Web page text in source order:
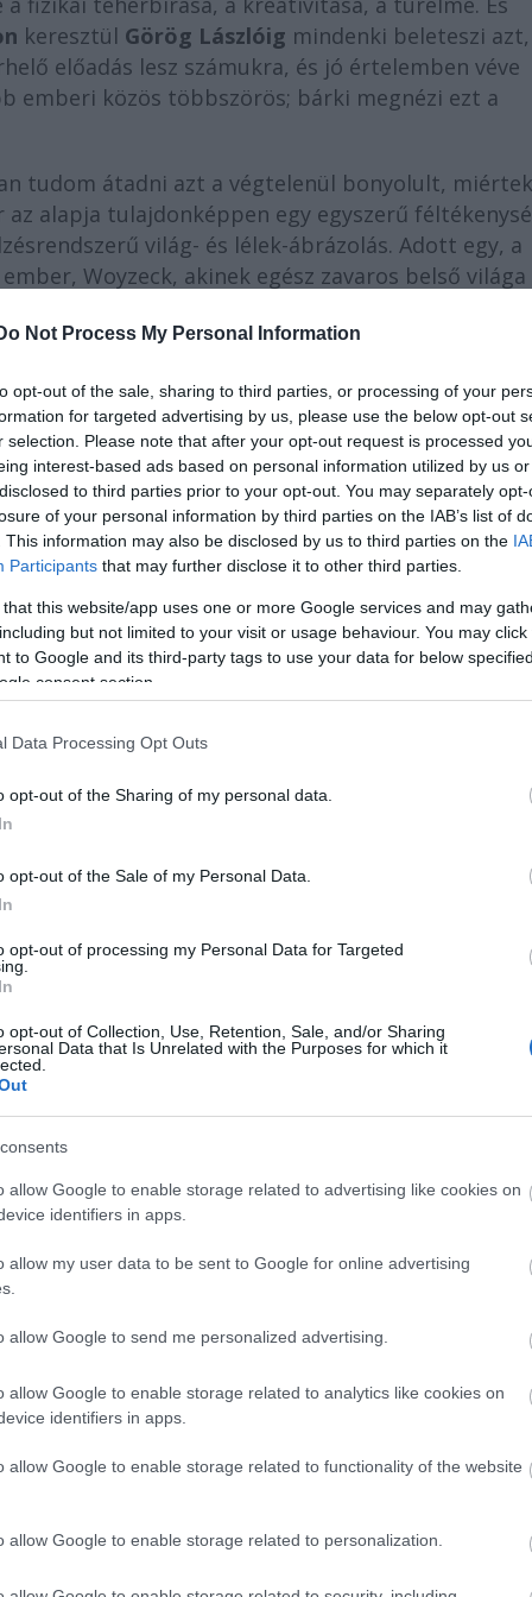
Not Process My Personal Information
opt-out of the sale, sharing to third parties, or processing of your
for targeted advertising by us, please use the below opt-out
selection. Please note that after your opt-out request is processed
interest-based ads based on personal information utilized by us
to third parties prior to your opt-out. You may separately
of your personal information by third parties on the IAB’s list of
This information may also be disclosed by us to third parties on the
Participants that may further disclose it to other third parties.
that this website/app uses one or more Google services and may
but not limited to your visit or usage behaviour. You may
to Google and its third-party tags to use your data for below
consent section.
Data Processing Opt Outs
opt-out of the Sharing of my personal data.
opt-out of the Sale of my Personal Data.
opt-out of processing my Personal Data for Targeted
opt-out of Collection, Use, Retention, Sale, and/or Sharing
Data that Is Unrelated with the Purposes for which it
allow Google to enable storage related to advertising like cookies on
identifiers in apps.
allow my user data to be sent to Google for online advertising
allow Google to send me personalized advertising.
allow Google to enable storage related to analytics like cookies on
identifiers in apps.
allow Google to enable storage related to functionality of the website
allow Google to enable storage related to personalization.
keresztül Görög Lászlóig mindenki beleteszi azt,
előadás lesz számukra, és jó értelemben véve
emberi közös többszörös; bárki megnézi ezt a
tudom átadni azt a végtelenül bonyolult,
alapja tulajdonképpen egy egyszerű
világ- és lélek-ábrázolás. Adott egy, a
Woyzeck, akinek egész zavaros belső világa
van, akkor hogy lehet, hogy az emberiséget még
társadalom, amely megjelenik körülötte a
próbafolyamat, amiben részem volt. Tudom,
instruálni, pláne eljátszani, mégis nagyon nagy
nincs egy pillanat "felfutás" sem, hanem
adott pontig tart, majd jön a következő
csak nekifutni, lesz ami lesz, legfeljebb nem
de nem tudok (nem lehet?)
hiszem sok mindenben fog segíteni. Ha nem:
a Woyzecken, a darab történetét főként
ihlette: a Schmolling- és a Woyzeck-ügy.
és az elkövetők elemeállapotát,
Daniel Schmollingdohánysodró iparos
Christian Woyzecket
, a negyvenegy éves
le Lipcsében, 1824-ben. Mindkét férfi kiszolgált
mindkettőt kínozták látomások, megérzések,
mindketten több szúrással végeztek
teremtett, akinek sorsáért elsősorban a
felelős.
világnak a megértése, a
Hiszen annyi buktató vesz minket körül,
dolgokat követünk el - látszólag
"megoldásokat" találjuk. És végül